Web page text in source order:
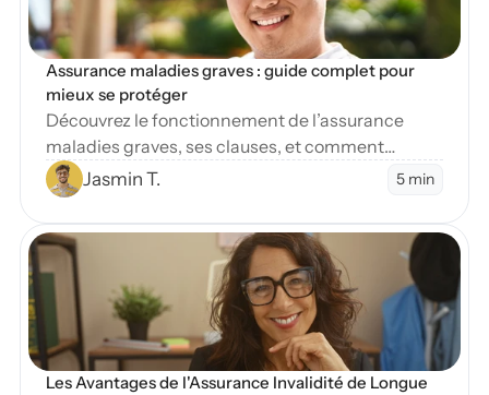
Assurance maladies graves : guide complet pour
mieux se protéger
Découvrez le fonctionnement de l’assurance
maladies graves, ses clauses, et comment
protéger vos finances en cas de diagnostic
sévère.
Jasmin T. 5 min
Blog
Les Avantages de l'Assurance Invalidité de Longue